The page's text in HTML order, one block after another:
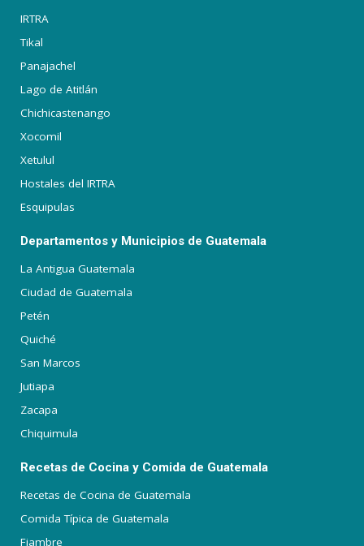
IRTRA
Tikal
Panajachel
Lago de Atitlán
Chichicastenango
Xocomil
Xetulul
Hostales del IRTRA
Esquipulas
Departamentos y Municipios de Guatemala
La Antigua Guatemala
Ciudad de Guatemala
Petén
Quiché
San Marcos
Jutiapa
Zacapa
Chiquimula
Recetas de Cocina y Comida de Guatemala
Recetas de Cocina de Guatemala
Comida Típica de Guatemala
Fiambre